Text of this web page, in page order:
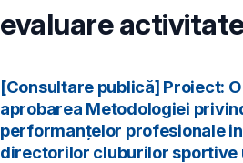
evaluare
[Consultare publică] Proiect: O
aprobarea Metodologiei
performanțelor profesionale
directorilor cluburilor sportive